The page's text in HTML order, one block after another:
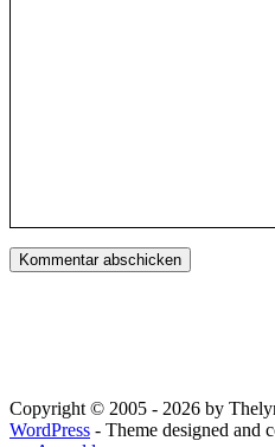
Copyright © 2005 - 2026 by
WordPress - Theme designed and